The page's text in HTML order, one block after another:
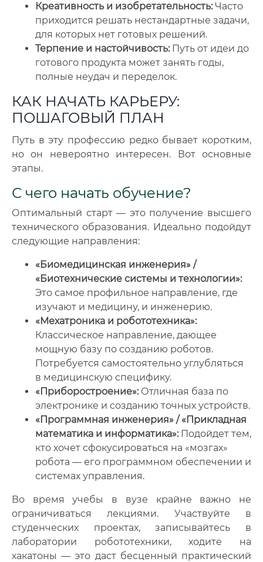
Креативность и изобретательность:Часто
приходится решать нестандартные задачи,
для которых нет готовых решений.
Терпение и настойчивость:Путь от идеи до
готового продукта может занять годы,
полные неудач и переделок.
КАК НАЧАТЬ КАРЬЕРУ:
ПОШАГОВЫЙ ПЛАН
Путь в эту профессию редко бывает коротким,
но он невероятно интересен. Вот основные
этапы.
С чего начать обучение?
Оптимальный старт — это получение высшего
технического образования. Идеально подойдут
следующие направления:
«Биомедицинская инженерия» /
«Биотехнические системы и технологии»:
Это самое профильное направление, где
изучают и медицину, и инженерию.
«Мехатроника и робототехника»:
Классическое направление, дающее
мощную базу по созданию роботов.
Потребуется самостоятельно углубляться
в медицинскую специфику.
«Приборостроение»:Отличная база по
электронике и созданию точных устройств.
«Программная инженерия» / «Прикладная
математика и информатика»:Подойдет тем,
кто хочет сфокусироваться на «мозгах»
робота — его программном обеспечении и
системах управления.
Во время учебы в вузе крайне важно не
ограничиваться лекциями. Участвуйте в
студенческих проектах, записывайтесь в
лаборатории робототехники, ходите на
хакатоны — это даст бесценный практический